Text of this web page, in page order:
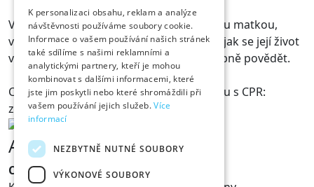
V útlém dětství byla opuštěna biologickou matkou,
v předškolním věku adoptována. O tom, jak se její život
vyvíjel a co ji ovlivňovalo, nám přijde osobně povědět.
Cena pro pěstouny z uzavřenou Dohodou s CPR:
zdarma, ostatní 750 Kč.
Adresa
Centrum pěstounských rodin z.s.
K personalizaci obsahu, reklam a analýze
návštěvnosti používáme soubory cookie.
Informace o vašem používání našich stránek
také sdílíme s našimi reklamními a
analytickými partnery, kteří je mohou
kombinovat s dalšími informacemi, které
jste jim poskytli nebo které shromáždili při
vašem používání jejich služeb.Více
informací
NEZBYTNĚ NUTNÉ SOUBORY
VÝKONOVÉ SOUBORY